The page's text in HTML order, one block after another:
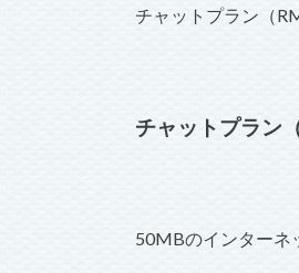
チャットプラン（
チャットプラン
50MBのインターネ